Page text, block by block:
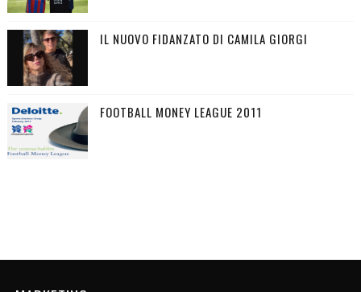
IL NUOVO FIDANZATO DI CAMILA GIORGI
FOOTBALL MONEY LEAGUE 2011